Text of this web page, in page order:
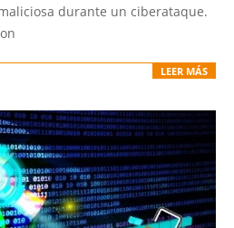
durante un ciberataque.
LEER MÁS